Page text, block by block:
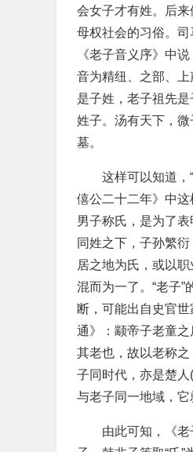
会女子才有姓。后
母权社会的习俗。
《老子音义序》中
音为精纽、之部、
是子姓，老子祖先
姓子。汤有天下，
墓。
这样可以知道，
僖公二十二年》中
男子称氏，是为了
同姓之下，子孙繁
居之地为氏，或以
混而为一了。“老子
断，可能出自史官世
通》：颛帝子老童
其老也，故以老称
子同时代，亦是楚
与老子同一地域，它
由此可知，《